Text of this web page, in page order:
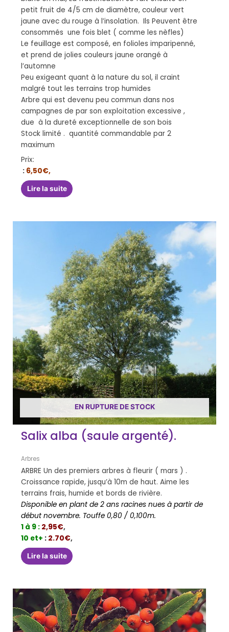
petit fruit de 4/5 cm de diamètre, couleur vert
jaune avec du rouge à l’insolation. Ils Peuvent être
consommés une fois blet ( comme les nèfles)
Le feuillage est composé, en folioles imparipenné,
et prend de jolies couleurs jaune orangé à
l’automne
Peu exigeant quant à la nature du sol, il craint
malgré tout les terrains trop humides
Arbre qui est devenu peu commun dans nos
campagnes de par son exploitation excessive ,
due à la dureté exceptionnelle de son bois
Stock limité . quantité commandable par 2
maximum
Prix:
: 6,50€,
Lire la suite
EN RUPTURE DE STOCK
Salix alba (saule argenté).
Arbres
ARBRE Un des premiers arbres à fleurir ( mars ) .
Croissance rapide, jusqu’à 10m de haut. Aime les
terrains frais, humide et bords de rivière.
Disponible en plant de 2 ans racines nues à partir de
début novembre. Touffe 0,80 / 0,100m.
1 à 9 : 2,95€,
10 et+ : 2.70€,
Lire la suite